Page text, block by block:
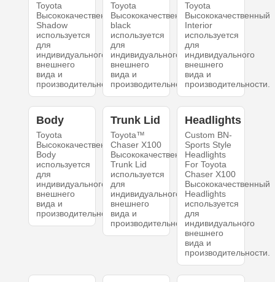
Toyota
Высококачественный
Shadow
используется
для
индивидуального
внешнего
вида и
производительности.
Toyota
Высококачественный
black
используется
для
индивидуального
внешнего
вида и
производительности.
Toyota
Высококачественный
Interior
используется
для
индивидуального
внешнего
вида и
производительности.
Body
Toyota
Высококачественный
Body
используется
для
индивидуального
внешнего
вида и
производительности.
Trunk Lid
Toyota™
Chaser X100
Высококачественный
Trunk Lid
используется
для
индивидуального
внешнего
вида и
производительности.
Headlights
Custom BN-
Sports Style
Headlights
For Toyota
Chaser X100
Высококачественный
Headlights
используется
для
индивидуального
внешнего
вида и
производительности.